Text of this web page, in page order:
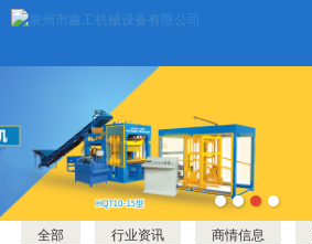
全部 行业资讯 商情信息